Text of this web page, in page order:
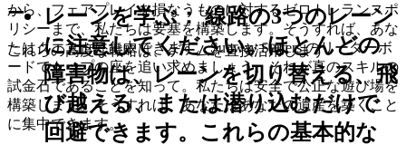
レーンを学ぶ：線路の3つのレーン
に注意してください。ほとんどの
障害物は、レーンを切り替える、飛
び越える、または潜り込むだけで
回避できます。これらの基本的な
ー
これらの高度な戦略は、ゲームを直接活用します
から、フェアプレイを損なうものに対するゼロトレランスポ
リシーまで、私たちは要塞を構築します。そうすれば、あな
たはクエストに集中できます。Subway Surfers のリーダーボ
ードでトップの座を追い求めましょう。それが真のスキルの
試金石であることを知って。私たちは安全で公正な遊び場を
構築します。そうすれば、あなたはあなたの遺産を築くこと
に集中できます。